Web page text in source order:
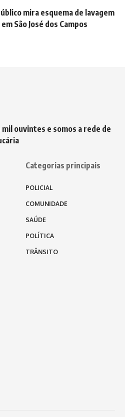
mira esquema de lavagem
São José dos Campos
ouvintes e somos a rede de
Categorias principais
POLICIAL
COMUNIDADE
SAÚDE
POLÍTICA
TRÂNSITO